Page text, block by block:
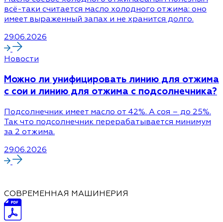
всё-таки считается масло холодного отжима: оно
имеет выраженный запах и не хранится долго.
29.06.2026
Новости
Можно ли унифицировать линию для отжима
с сои и линию для отжима с подсолнечника?
Подсолнечник имеет масло от 42%. А соя – до 25%.
Так что подсолнечник перерабатывается минимум
за 2 отжима.
29.06.2026
СОВРЕМЕННАЯ МАШИНЕРИЯ